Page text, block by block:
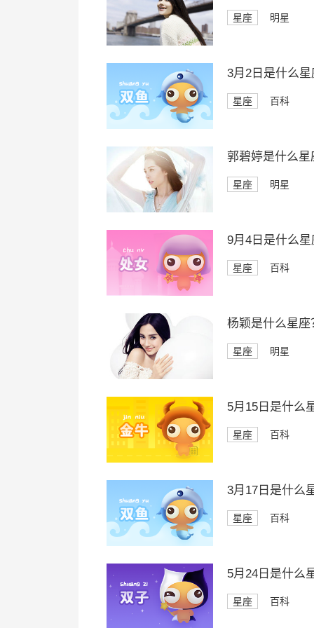
星座 明星
3月2日是什么星
星座 百科
郭碧婷是什么星
星座 明星
9月4日是什么星
星座 百科
杨颖是什么星座
星座 明星
5月15日是什么
星座 百科
3月17日是什么
星座 百科
5月24日是什么
星座 百科